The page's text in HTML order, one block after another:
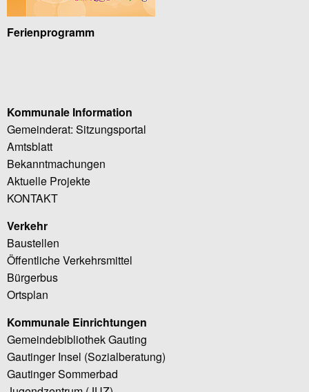
Ferienprogramm
Kommunale Information
Gemeinderat: Sitzungsportal
Amtsblatt
Bekanntmachungen
Aktuelle Projekte
KONTAKT
Verkehr
Baustellen
Öffentliche Verkehrsmittel
Bürgerbus
Ortsplan
Kommunale Einrichtungen
Gemeindebibliothek Gauting
Gautinger Insel (Sozialberatung)
Gautinger Sommerbad